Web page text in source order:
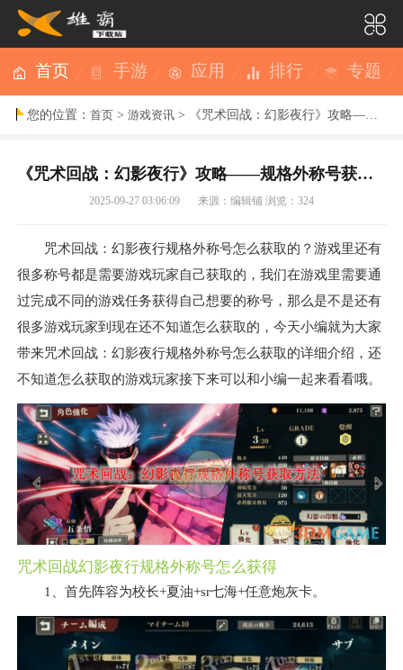
首页 手游 应用 排行 专题
您的位置：首页 >游戏资讯 > 《咒术回战：幻影夜行》攻略——规格外称号获取方法
《咒术回战：幻影夜行》攻略——规格外称号获取方法
2025-09-27 03:06:09 来源：编辑铺 浏览：324
咒术回战：幻影夜行规格外称号怎么获取的？游戏里还有
很多称号都是需要游戏玩家自己获取的，我们在游戏里需要通
过完成不同的游戏任务获得自己想要的称号，那么是不是还有
很多游戏玩家到现在还不知道怎么获取的，今天小编就为大家
带来咒术回战：幻影夜行规格外称号怎么获取的详细介绍，还
不知道怎么获取的游戏玩家接下来可以和小编一起来看看哦。
咒术回战幻影夜行规格外称号怎么获得
1、首先阵容为 校长+夏油+sr七海+任意炮灰卡。